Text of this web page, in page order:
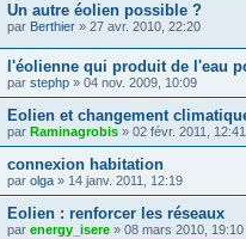
Un autre éolien possible ?
par Berthier » 27 avr. 2010, 22:20
l'éolienne qui produit de l'eau
par stephp » 04 nov. 2009, 10:09
Eolien et changement
par Raminagrobis » 02 févr. 2011, 12:41
connexion habitation
par olga » 14 janv. 2011, 12:19
Eolien : renforcer les réseaux
par energy_isere » 08 mars 2010, 19:10